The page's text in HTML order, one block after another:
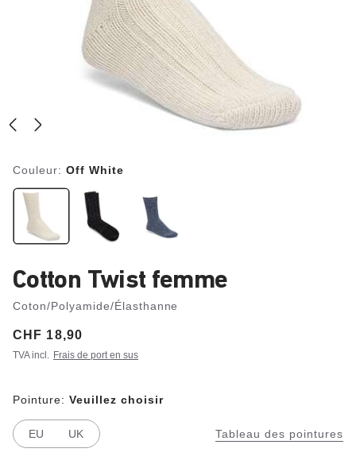
Couleur: Off White
Cotton Twist femme
Coton/Polyamide/Élasthanne
Price:
CHF 18,90
TVA incl. Frais de port en sus
Tableau des pointures
Pointure: Veuillez choisir
EU UK